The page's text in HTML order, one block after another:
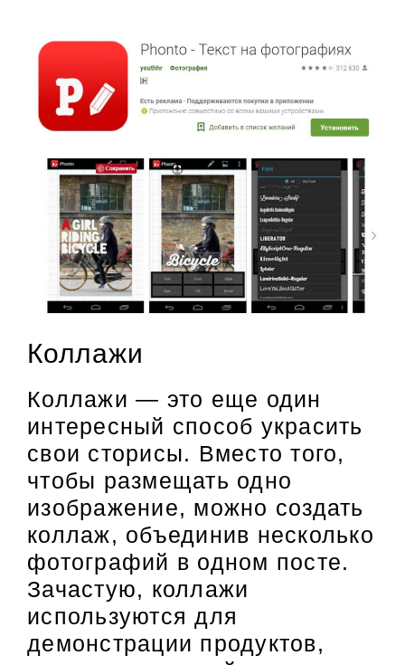
Коллажи
Коллажи — это еще один
интересный способ украсить
свои сторисы. Вместо того,
чтобы размещать одно
изображение, можно создать
коллаж, объединив несколько
фотографий в одном посте.
Зачастую, коллажи
используются для
демонстрации продуктов,